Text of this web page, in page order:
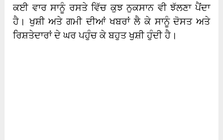
ਕਈ ਵਾਰ ਸਾਨੂੰ ਰਸਤੇ ਵਿੱਚ ਕੁਝ ਨੁਕਸਾਨ ਵੀ ਝੱਲਣਾ ਪੈਂਦਾ
ਹੈ। ਖੁਸ਼ੀ ਅਤੇ ਗਮੀ ਦੀਆਂ ਖਬਰਾਂ ਲੈ ਕੇ ਸਾਨੂੰ ਦੋਸਤ ਅਤੇ
ਰਿਸ਼ਤੇਦਾਰਾਂ ਦੇ ਘਰ ਪਹੁੰਚ ਕੇ ਬਹੁਤ ਖੁਸ਼ੀ ਹੁੰਦੀ ਹੈ।